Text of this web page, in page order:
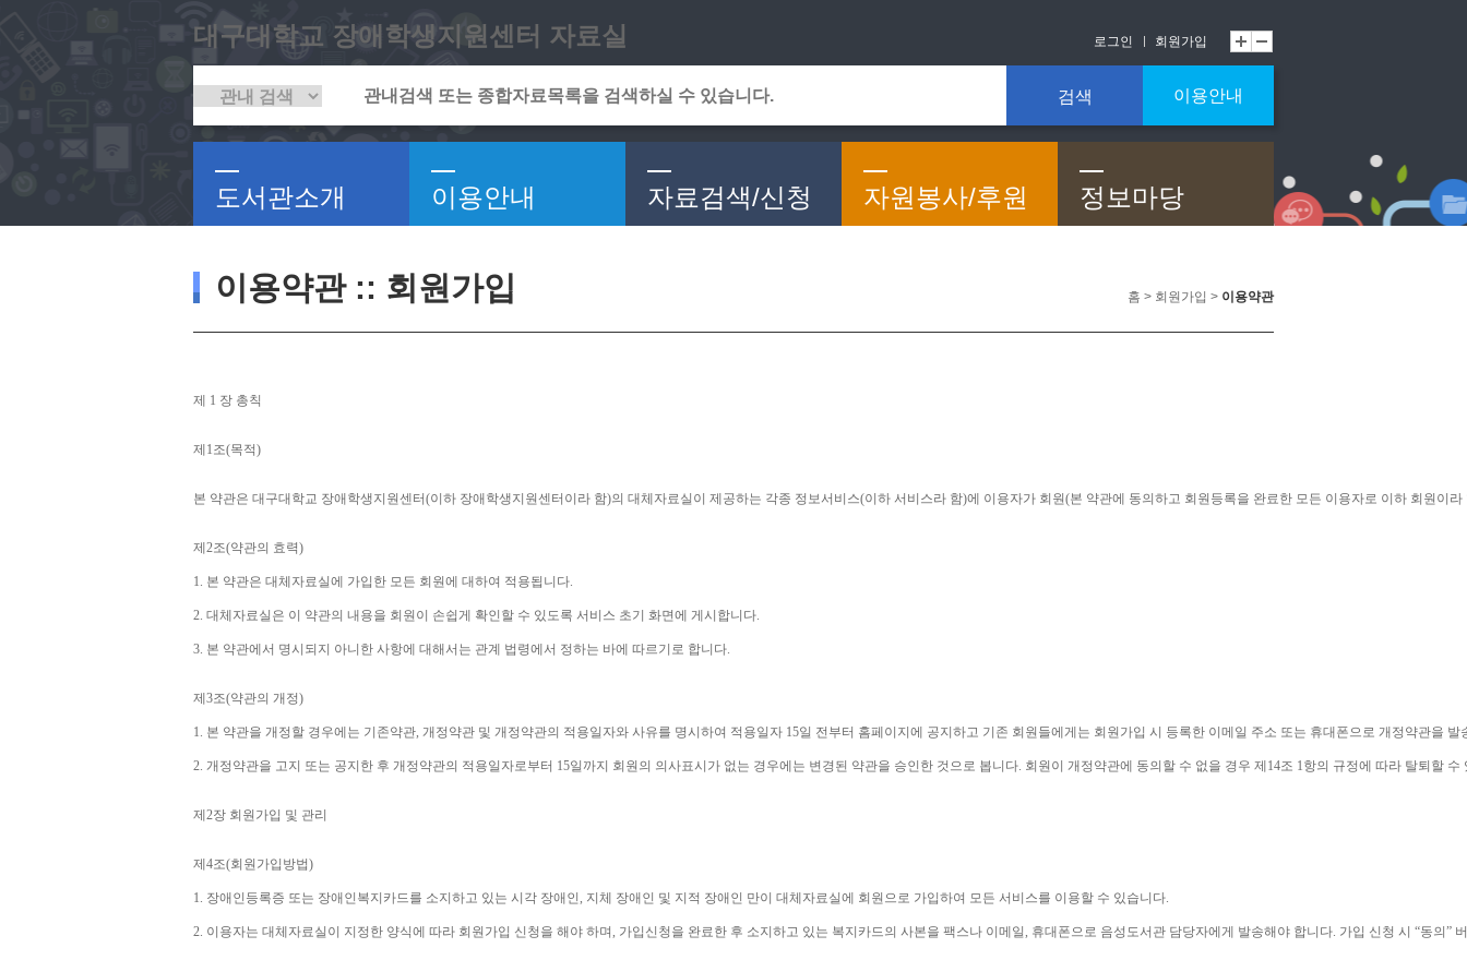
대구대학교 장애학생지원센터 자료실 로그인 회원가입
검색 이용안내
도서관소개 이용안내 자료검색/신청 자원봉사/후원 정보마당
이용약관 :: 회원가입 홈 > 회원가입 > 이용약관
제 1 장 총칙
제 1조(목적)
본 약관은 대구대학교 장애학생지원센터(이하 장애학생지원센터이라 함)의 대체자료실이 제공하는 각종 정보서비스(이하 서비스라 함)에 이용자가 회원(본 약관에 동의하고 회원등록을 완료한 모든 이용자로 이하 회원이라
제 2조(약관의 효력)
1. 본 약관은 대체자료실에 가입한 모든 회원에 대하여 적용됩니다.
2. 대체자료실은 이 약관의 내용을 회원이 손쉽게 확인할 수 있도록 서비스 초기 화면에 게시합니다.
3. 본 약관에서 명시되지 아니한 사항에 대해서는 관계 법령에서 정하는 바에 따르기로 합니다.
제 3조(약관의 개정)
1. 본 약관을 개정할 경우에는 기존약관, 개정약관 및 개정약관의 적용일자와 사유를 명시하여 적용일자 15일 전부터 홈페이지에 공지하고 기존 회원들에게는 회원가입 시 등록한 이메일 주소 또는 휴대폰으로 개정약관을 발
2. 개정약관을 고지 또는 공지한 후 개정약관의 적용일자로부터 15일까지 회원의 의사표시가 없는 경우에는 변경된 약관을 승인한 것으로 봅니다. 회원이 개정약관에 동의할 수 없을 경우 제 14조 1항의 규정에 따라 탈퇴할 수
제 2장 회원가입 및 관리
제 4조(회원가입방법)
1. 장애인등록증 또는 장애인복지카드를 소지하고 있는 시각 장애인, 지체 장애인 및 지적 장애인 만이 대체자료실에 회원으로 가입하여 모든 서비스를 이용할 수 있습니다.
2. 이용자는 대체자료실이 지정한 양식에 따라 회원가입 신청을 해야 하며, 가입신청을 완료한 후 소지하고 있는 복지카드의 사본을 팩스나 이메일 , 휴대폰으로 음성도서관 담당자에게 발송해야 합니다. 가입 신청 시 “동의 ”